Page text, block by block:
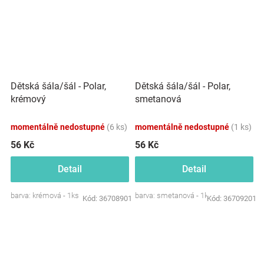
Dětská šála/šál - Polar,
krémový
momentálně nedostupné (6 ks)
56 Kč
Detail
barva: krémová - 1ks Kód: 36708901
Dětská šála/šál - Polar,
smetanová
momentálně nedostupné (1 ks)
56 Kč
Detail
barva: smetanová - 1ksKód: 36709201